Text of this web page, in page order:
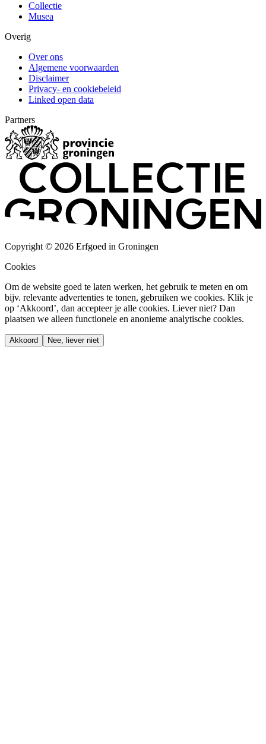
Collectie
Musea
Overig
Over ons
Algemene voorwaarden
Disclaimer
Privacy- en cookiebeleid
Linked open data
Partners
Copyright © 2026 Erfgoed in Groningen
Cookies
Om de website goed te laten werken, het gebruik te meten en om
bijv. relevante advertenties te tonen, gebruiken we cookies. Klik je
op ‘Akkoord’, dan accepteer je alle cookies. Liever niet? Dan
plaatsen we alleen functionele en anonieme analytische cookies.
Akkoord Nee, liever niet